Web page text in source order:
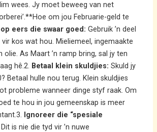
wees. Jy moet beweeg van net
om jou Februarie-geld te
eers die swaar goed: Gebruik ’n deel
kos wat hou. Mieliemeel, ingemaakte
olie. As Maart ’n ramp bring, sal jy ten
hê.2. Betaal klein skuldjies: Skuld jy
Betaal hulle nou terug. Klein skuldjies
probleme wanneer dinge styf raak. Om
te hou in jou gemeenskap is meer
Ignoreer die “spesiale
Dit is nie die tyd vir ’n nuwe